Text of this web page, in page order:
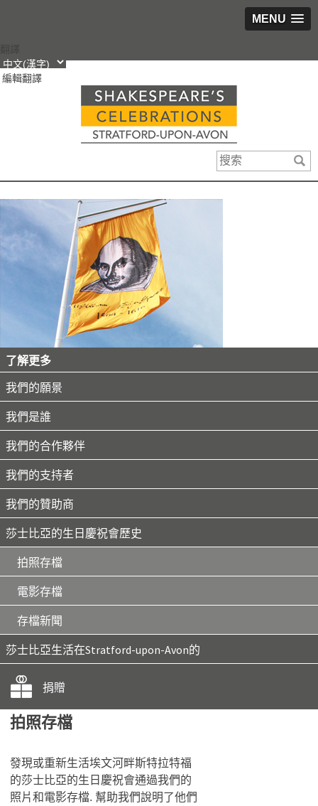
MENU
轉
到
編輯翻譯
了解更多
我們的願景
我們是誰
我們的合作夥伴
我們的支持者
我們的贊助商
莎士比亞的生日慶祝會歷史
拍照存檔
電影存檔
存檔新聞
莎士比亞生活在Stratford-upon-Avon的
捐贈
拍照存檔
發現或重新生活埃文河畔斯特拉特福
的莎士比亞的生日慶祝會通過我們的
照片和電影存檔. 幫助我們說明了他們